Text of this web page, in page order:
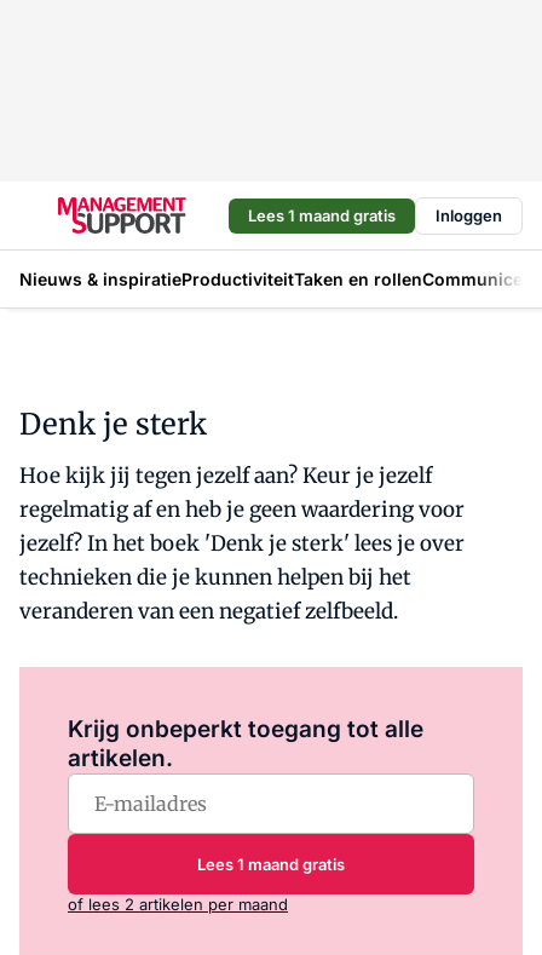
Lees 1 maand gratis Inloggen
Nieuws & inspiratieProductiviteitTaken en rollen
Denk je sterk
Hoe kijk jij tegen jezelf aan? Keur je jezelf
regelmatig af en heb je geen waardering voor
jezelf? In het boek 'Denk je sterk' lees je over
technieken die je kunnen helpen bij het
veranderen van een negatief zelfbeeld.
Krijg onbeperkt toegang tot alle
artikelen.
Lees 1 maand gratis
of lees 2 artikelen per maand